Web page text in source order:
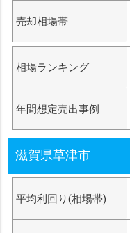
売却相場帯
相場ランキング
年間想定売出事例
滋賀県草津市
平均利回り(相場帯)